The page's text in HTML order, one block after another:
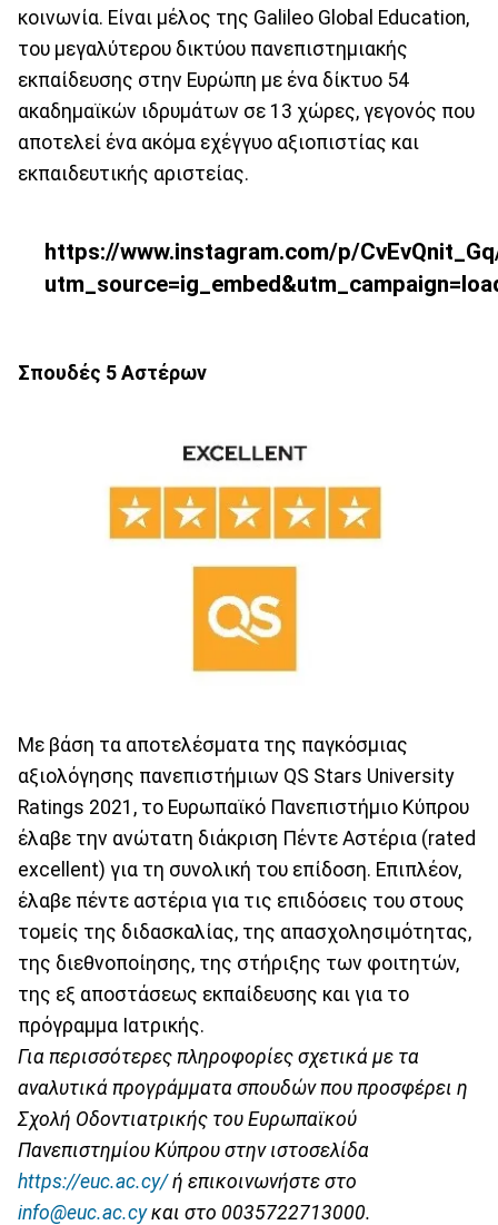
κοινωνία. Είναι μέλος της Galileo Global Education,
του μεγαλύτερου δικτύου πανεπιστημιακής
εκπαίδευσης στην Ευρώπη με ένα δίκτυο 54
ακαδημαϊκών ιδρυμάτων σε 13 χώρες, γεγονός που
αποτελεί ένα ακόμα εχέγγυο αξιοπιστίας και
εκπαιδευτικής αριστείας.
https://www.instagram.com/p/
Σπουδές 5 Αστέρων
Με βάση τα αποτελέσματα της παγκόσμιας
αξιολόγησης πανεπιστήμιων QS Stars University
Ratings 2021, το Ευρωπαϊκό Πανεπιστήμιο Κύπρου
έλαβε την ανώτατη διάκριση Πέντε Αστέρια (rated
excellent) για τη συνολική του επίδοση. Επιπλέον,
έλαβε πέντε αστέρια για τις επιδόσεις του στους
τομείς της διδασκαλίας, της απασχολησιμότητας,
της διεθνοποίησης, της στήριξης των φοιτητών,
της εξ αποστάσεως εκπαίδευσης και για το
πρόγραμμα Ιατρικής.
Για περισσότερες πληροφορίες σχετικά με τα
αναλυτικά προγράμματα σπουδών που προσφέρει η
Σχολή Οδοντιατρικής του Ευρωπαϊκού
Πανεπιστημίου Κύπρου στην ιστοσελίδα
https://euc.ac.cy/ή επικοινωνήστε στο
info@euc.ac.cyκαι στο 0035722713000.